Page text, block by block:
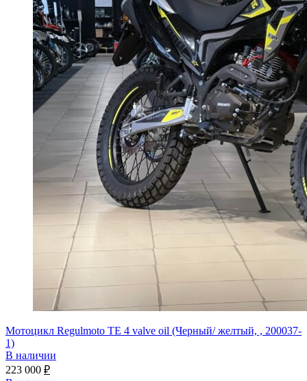
Мотоцикл Regulmoto TE 4 valve oil (Черный/ желтый, , 200037-
1)
В наличии
223 000 ₽